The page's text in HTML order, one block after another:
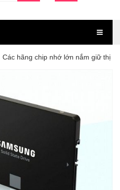
Các hãng chip nhớ lớn nắm giữ thị